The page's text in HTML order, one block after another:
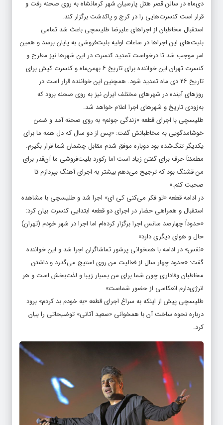
دی‌ماه در سالن قصر هتل پارسیان شهر کرمانشاه به روی صحنه رفت و
قرار است کنسرت‌هایی را در کرج و پاکدشت برگزار کند.
استقبال مخاطبان از اجراهای علیرضا طلیسچی باعث شد تمامی
بلیت‌های این اجراها در ساعات اولیه بلیت‌فروشی به پایان برسد و همین
امر موجب شد تا درخواست تمدید کنسرت در این شهرها نیز مطرح و
کنسرت تهران این خواننده برای تاریخ ۶ بهمن‌ماه و کنسرت کیش برای
تاریخ ۲۶ دی ماه تمدید شود. همچنین این خواننده قرار است در
روزهای آینده در شهرهای مختلف ایران نیز به روی صحنه برود که
به‌زودی تاریخ و شهرهای اجرا اعلام خواهد شد.
طلیسچی با اجرای قطعه «زندگی جونم» به روی صحنه آمد و ضمن
خوشامدگویی به مخاطبانش گفت: «پس از دو سال که دل همه ما برای
یکدیگر تنگ‌شده بود دوباره موفق شدم مقابل چشمان شما قرار بگیرم.
مطمئناً حرف برای گفتن زیاد است اما رکورد بلیت‌فروشی ما آن‌قدر برای
من قشنگ بود که ترجیح می‌دهم بیشتر به اجرای آهنگ بپردازم تا
صحبت کنم.»
در ادامه قطعه «تو فکر می‌کنی کی ای» اجرا شد و طلیسچی با مشاهده
استقبال و همراهی حضار در اجرای دو قطعه ابتدایی کنسرت بیان کرد:
«حدوداً چهارصد سانس اجرا برگزار کرده‌ام اما اجرا در شهر خودم (تهران)
حال و هوای دیگری دارد»
«نفس» در ادامه با همخوانی پرشور تماشاگران اجرا شد و این خواننده
گفت: «حدود چهار سال از فعالیت من روی استیج می‌گذرد و داشتن
مخاطبان وفاداری چون شما برای من بسیار زیبا و لذت‌بخش است و هر
انرژی‌دارم انعکاسی از حضور شماست»
طلیسچی پیش از اینکه به سراغ اجرای قطعه «به خودم بد کردم» برود
درباره نحوه ساخت آن با همخوانی «سعید آتانی» توضیحاتی را بیان
کرد.